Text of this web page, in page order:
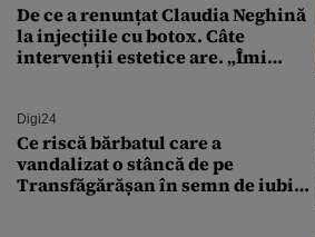
De ce a renunțat Claudia Neghină
la injecțiile cu botox. Câte
intervenții estetice are. „Îmi
Digi24
Ce riscă bărbatul care a
vandalizat o stâncă de pe
Transfăgărășan în semn de iubire